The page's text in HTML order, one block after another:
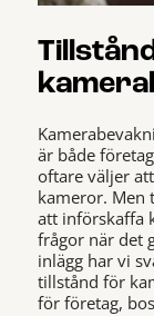
är både
oftare väljer
kameror. Men
att införskaffa
frågor när det
inlägg har vi
tillstånd för
för företag,